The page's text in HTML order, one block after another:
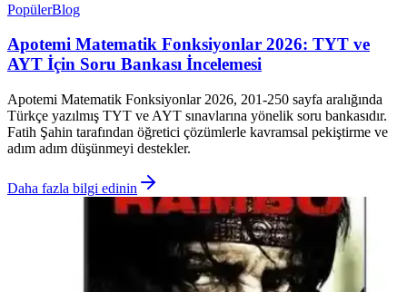
PopülerBlog
Apotemi Matematik Fonksiyonlar 2026: TYT ve
AYT İçin Soru Bankası İncelemesi
Apotemi Matematik Fonksiyonlar 2026, 201-250 sayfa aralığında
Türkçe yazılmış TYT ve AYT sınavlarına yönelik soru bankasıdır.
Fatih Şahin tarafından öğretici çözümlerle kavramsal pekiştirme ve
adım adım düşünmeyi destekler.
Daha fazla bilgi edinin